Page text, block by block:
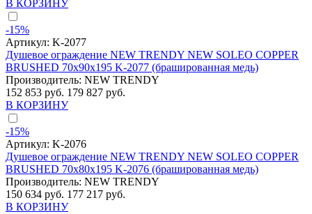
В КОРЗИНУ
-15%
Артикул: K-2077
Душевое ограждение NEW TRENDY NEW SOLEO COPPER
BRUSHED 70x90x195 K-2077 (брашированная медь)
Производитель: NEW TRENDY
152 853 руб. 179 827 руб.
В КОРЗИНУ
-15%
Артикул: K-2076
Душевое ограждение NEW TRENDY NEW SOLEO COPPER
BRUSHED 70x80x195 K-2076 (брашированная медь)
Производитель: NEW TRENDY
150 634 руб. 177 217 руб.
В КОРЗИНУ